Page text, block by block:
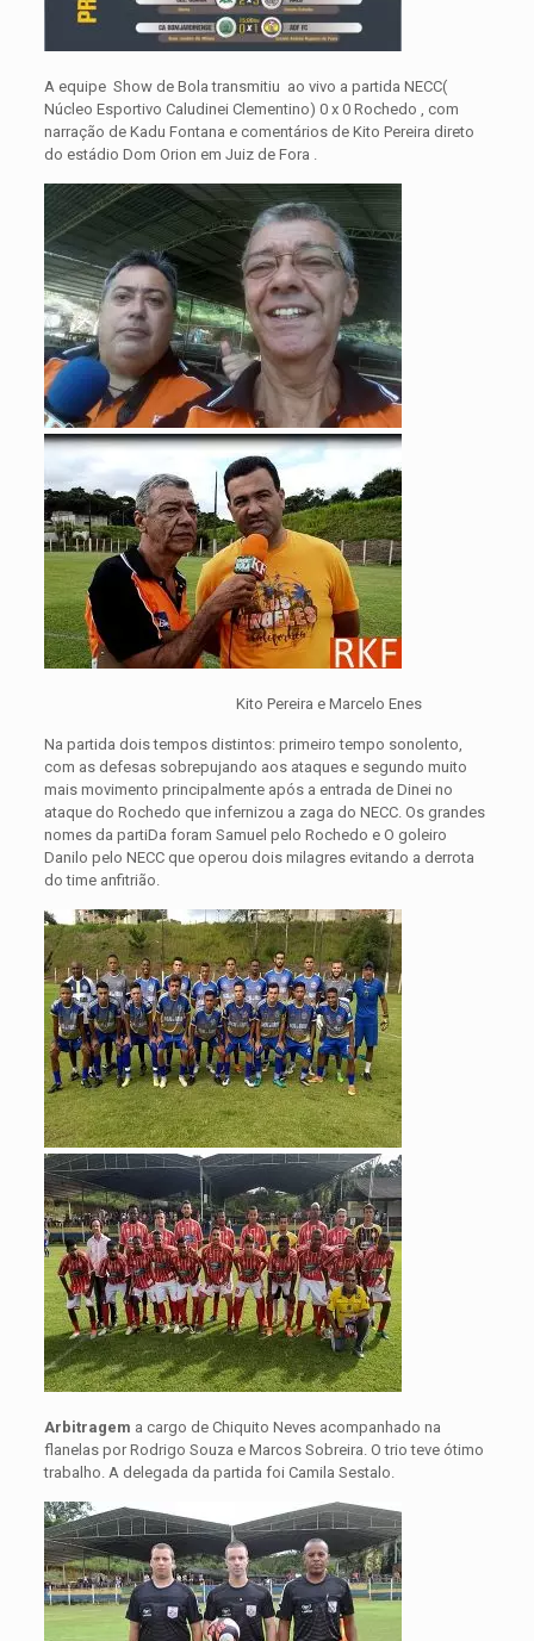
A equipe Show de Bola transmitiu ao vivo a partida NECC(
Núcleo Esportivo Caludinei Clementino) 0 x 0 Rochedo , com
narração de Kadu Fontana e comentários de Kito Pereira direto
do estádio Dom Orion em Juiz de Fora .
Kito Pereira e Marcelo Enes
Na partida dois tempos distintos: primeiro tempo sonolento,
com as defesas sobrepujando aos ataques e segundo muito
mais movimento principalmente após a entrada de Dinei no
ataque do Rochedo que infernizou a zaga do NECC. Os grandes
nomes da partiDa foram Samuel pelo Rochedo e O goleiro
Danilo pelo NECC que operou dois milagres evitando a derrota
do time anfitrião.
Arbitragem a cargo de Chiquito Neves acompanhado na
flanelas por Rodrigo Souza e Marcos Sobreira. O trio teve ótimo
trabalho. A delegada da partida foi Camila Sestalo.